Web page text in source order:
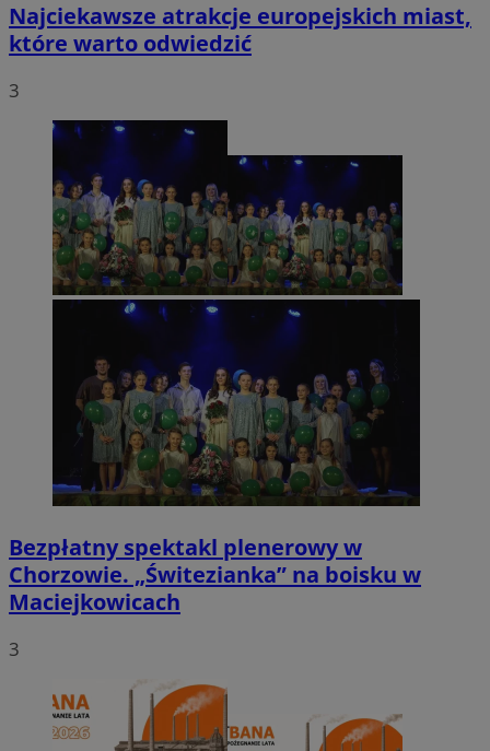
Najciekawsze atrakcje europejskich miast,
które warto odwiedzić
3
Bezpłatny spektakl plenerowy w
Chorzowie. „Świtezianka” na boisku w
Maciejkowicach
3